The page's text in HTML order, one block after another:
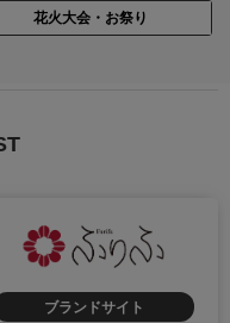
花火大会・お祭り
ブランドサイト